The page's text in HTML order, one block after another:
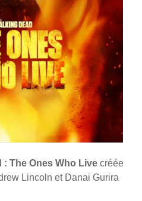
: The Ones Who Live créée
Lincoln et Danai Gurira